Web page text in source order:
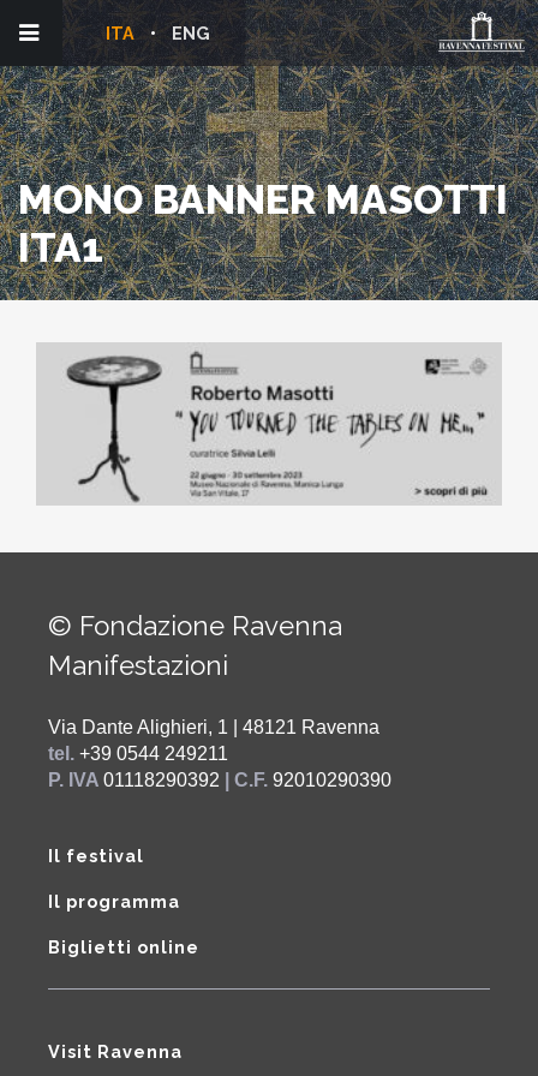
ENG
ITA
MONO BANNER MASOTTI
ITA1
© Fondazione Ravenna
Manifestazioni
Via Dante Alighieri, 1 | 48121 Ravenna
tel. +39 0544 249211
P. IVA 01118290392 | C.F. 92010290390
Il festival
Il programma
Biglietti online
Visit Ravenna